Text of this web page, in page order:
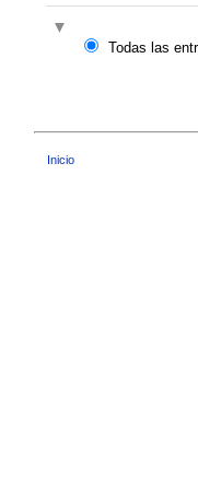
Todas las
Inicio